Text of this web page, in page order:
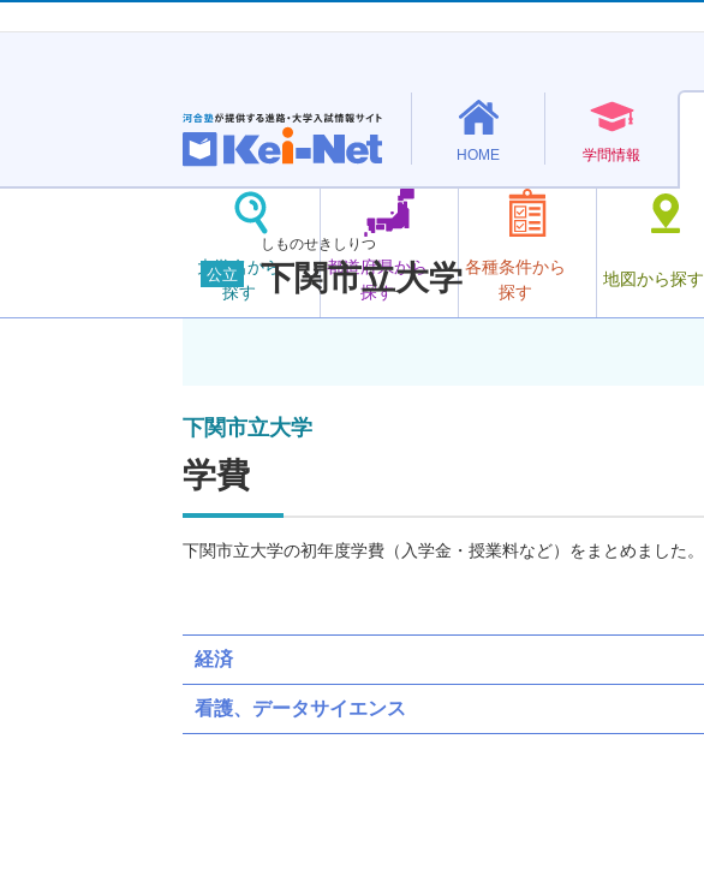
HOME 学問情報
大学名から
探す
都道府県から
探す
各種条件から
探す
地図から探す
公立
しものせきしりつ
下関市立大学
下関市立大学
学費
下関市立大学の初年度学費（入学金・授業料など）をまとめました。
経済
看護、データサイエンス